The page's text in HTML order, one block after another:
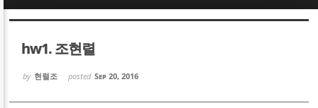
hw1. 조현렬
by 현렬조 posted Sep 20, 2016
Sketchbook5, 스케치북5
Sketchbook5, 스케치북5